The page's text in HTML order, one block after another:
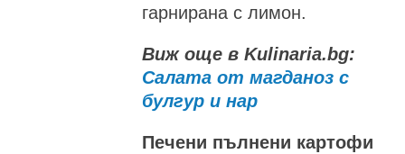
гарнирана с лимон.
Виж още в Kulinaria.bg:
Салата от магданоз с
булгур и нар
Печени пълнени картофи